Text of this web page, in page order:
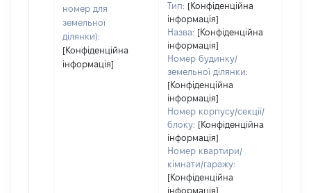
номер для
земельної
ділянки):
[Конфіденційна
інформація]
Тип: [Конфіденційна
інформація]
Назва: [Конфіденційна
інформація]
Номер будинку/
земельної ділянки:
[Конфіденційна
інформація]
Номер корпусу/секції/
блоку: [Конфіденційна
інформація]
Номер квартири/
кімнати/гаражу:
[Конфіденційна
інформація]